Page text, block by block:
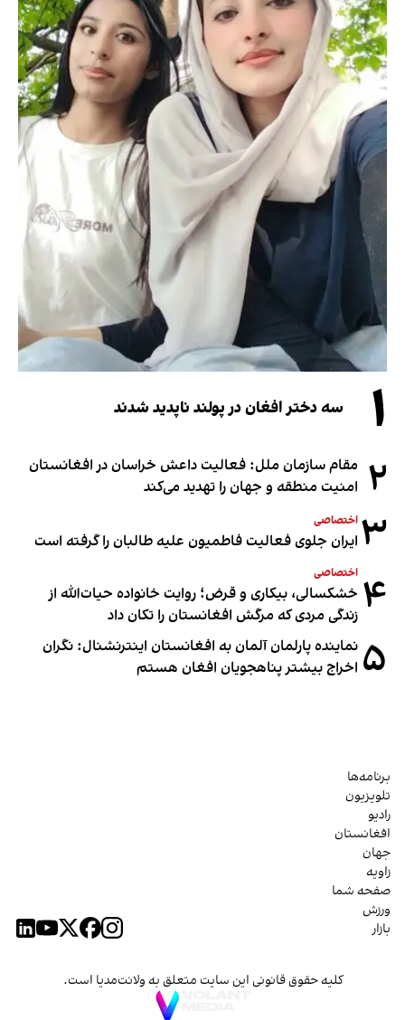
۱ سه دختر افغان در پولند ناپدید شدند
۲ مقام سازمان ملل: فعالیت داعش خراسان در افغانستان
امنیت منطقه و جهان را تهدید می‌کند
۳ اختصاصی
ایران جلوی فعالیت فاطمیون علیه طالبان را گرفته است
۴ اختصاصی
خشکسالی، بیکاری و قرض؛ روایت خانواده حیات‌الله از
زندگی مردی که مرگش افغانستان را تکان داد
۵ نماینده پارلمان آلمان به افغانستان اینترنشنال: نگران
اخراج بیشتر پناهجویان افغان هستم
برنامه‌ها
تلویزیون
رادیو
افغانستان
جهان
زاویه
صفحه شما
ورزش
بازار
کلیه حقوق قانونی این سایت متعلق به ولانت‌مدیا است.